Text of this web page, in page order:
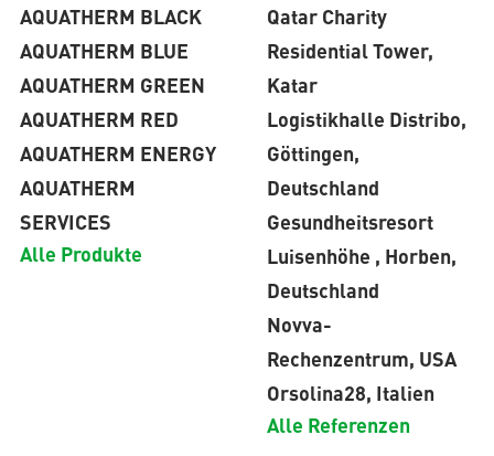
AQUATHERM BLACK
AQUATHERM BLUE
AQUATHERM GREEN
AQUATHERM RED
AQUATHERM ENERGY
AQUATHERM
SERVICES
Alle Produkte
Qatar Charity
Residential Tower,
Katar
Logistikhalle Distribo,
Göttingen,
Deutschland
Gesundheitsresort
Luisenhöhe , Horben,
Deutschland
Novva-
Rechenzentrum, USA
Orsolina28, Italien
Alle Referenzen